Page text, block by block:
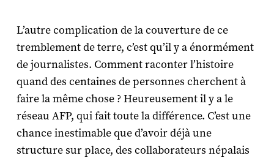
L’autre complication de la couverture de ce
tremblement de terre, c’est qu’il y a énormément
de journalistes. Comment raconter l’histoire
quand des centaines de personnes cherchent à
faire la même chose ? Heureusement il y a le
réseau AFP, qui fait toute la différence. C’est une
chance inestimable que d’avoir déjà une
structure sur place, des collaborateurs népalais